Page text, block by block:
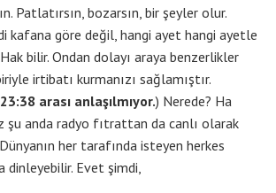
Patlatırsın, bozarsın, bir şeyler olur.
kafana göre değil, hangi ayet hangi ayetle
Hak bilir. Ondan dolayı araya benzerlikler
irtibatı kurmanızı sağlamıştır.
arası anlaşılmıyor.) Nerede? Ha
şu anda radyo fıtrattan da canlı olarak
her tarafında isteyen herkes
Evet şimdi,